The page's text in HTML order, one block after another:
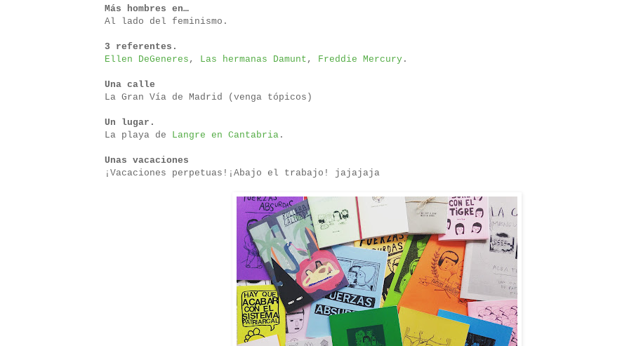
Más hombres en…
Al lado del feminismo.
3 referentes.
Ellen DeGeneres , Las hermanas Damunt , Freddie Mercury .
Una calle
La Gran Vía de Madrid (venga tópicos)
Un lugar.
La playa de Langre en Cantabria .
Unas vacaciones
¡Vacaciones perpetuas!¡Abajo el trabajo! jajajaja